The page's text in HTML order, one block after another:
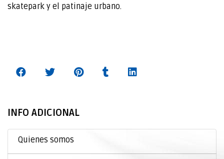
skatepark y el patinaje urbano.
INFO ADICIONAL
Quienes somos